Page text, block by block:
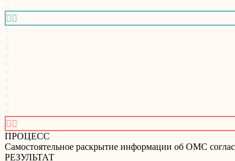
 
 
ПРОЦЕСС
Самостоятельное раскрытие информации об ОМС
РЕЗУЛЬТАТ